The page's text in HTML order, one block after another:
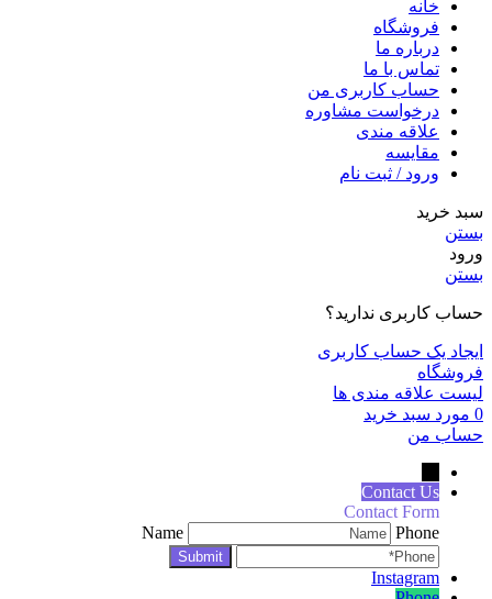
خانه
فروشگاه
درباره ما
تماس با ما
حساب کاربری من
درخواست مشاوره
علاقه مندی
مقايسه
ورود / ثبت نام
سبد خرید
بستن
ورود
بستن
حساب کاربری ندارید؟
ایجاد یک حساب کاربری
فروشگاه
لیست علاقه مندی ها
0 مورد سبد خرید
حساب من
Contact Us
Contact Form
Name
Phone
Instagram